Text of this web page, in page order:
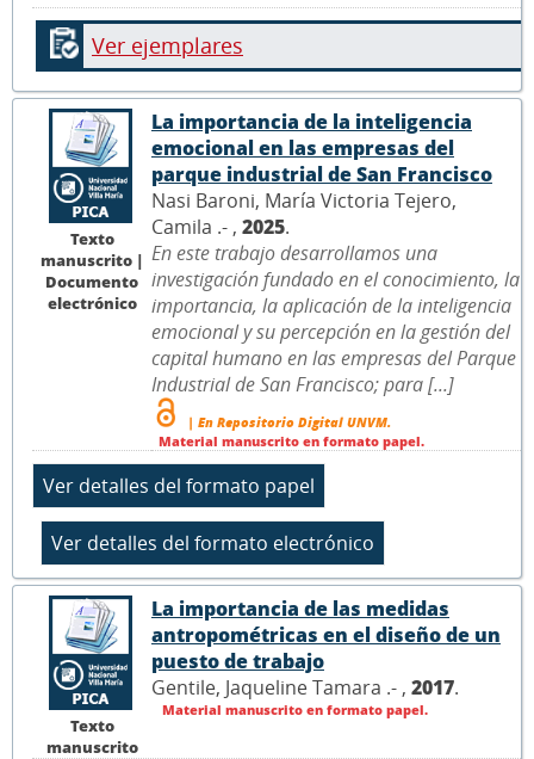
Ver ejemplares
Texto
manuscrito |
Documento
electrónico
La importancia de la inteligencia
emocional en las empresas del
parque industrial de San Francisco
Nasi Baroni, María Victoria Tejero,
Camila .- , 2025.
En este trabajo desarrollamos una
investigación fundado en el conocimiento, la
importancia, la aplicación de la inteligencia
emocional y su percepción en la gestión del
capital humano en las empresas del Parque
Industrial de San Francisco; para [...]
| En Repositorio Digital UNVM.
Material manuscrito en formato papel.
Texto
manuscrito
La importancia de las medidas
antropométricas en el diseño de un
puesto de trabajo
Gentile, Jaqueline Tamara .- , 2017.
Material manuscrito en formato papel.